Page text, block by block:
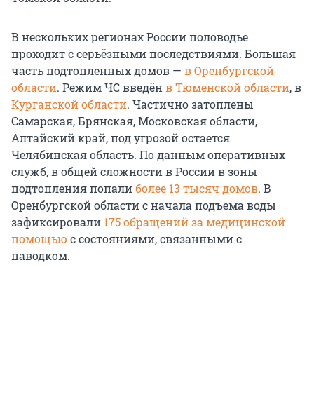
В нескольких регионах России половодье
проходит с серьёзными последствиями. Большая
часть подтопленных домов — в Оренбургской
области. Режим ЧС введёнв Тюменской области, в
Курганской области. Частично затоплены
Самарская, Брянская, Московская области,
Алтайский край, под угрозой остается
Челябинская область. По данным оперативных
служб, в общей сложности в России в зоны
подтопления попалиболее 13 тысяч домов. В
Оренбургской области с начала подъема воды
зафиксировали 175 обращений за медицинской
помощью с состояниями, связанными с
паводком.